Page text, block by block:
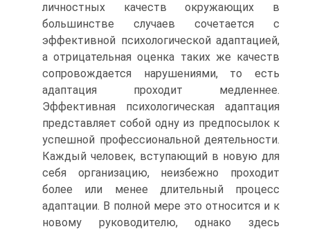
личностных качеств окружающих в
большинстве случаев сочетается с
эффективной психологической адаптацией,
а отрицательная оценка таких же качеств
сопровождается нарушениями, то есть
адаптация проходит медленнее.
Эффективная психологическая адаптация
представляет собой одну из предпосылок к
успешной профессиональной деятельности.
Каждый человек, вступающий в новую для
себя организацию, неизбежно проходит
более или менее длительный процесс
адаптации. В полной мере это относится и к
новому руководителю, однако здесь